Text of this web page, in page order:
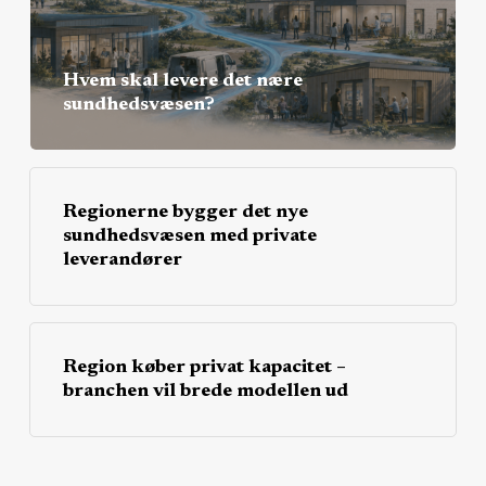
Hvem skal levere det nære
sundhedsvæsen?
Regionerne bygger det nye
sundhedsvæsen med private
leverandører
Region køber privat kapacitet –
branchen vil brede modellen ud